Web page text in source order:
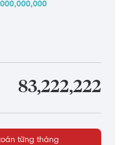
83,222,222
từng tháng